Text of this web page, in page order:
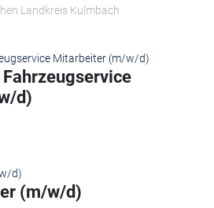
Landkreis Kulmbach
Fahrzeugservice
d)
(m/w/d)